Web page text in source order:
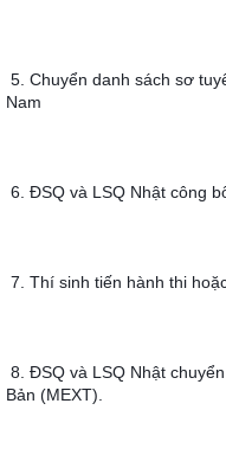
5. Chuyển danh sách sơ
Nam
6. ĐSQ và LSQ Nhật công
7. Thí sinh tiến hành thi
8. ĐSQ và LSQ Nhật
Bản (MEXT).